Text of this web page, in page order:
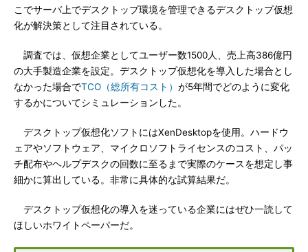
こでサーバ上でデスクトップ環境を管理できるデスクトップ仮想
化が解決策として注目されている。
調査では、仮想企業としてユーザー数1500人、売上高386億円
の大手製造企業を設定。デスクトップ仮想化を導入した場合とし
なかった場合でTCO（総所有コスト） が5年間でどのように変化
するかについてシミュレーションした。
デスクトップ仮想化ソフトにはXenDesktopを使用。ハードウ
ェアやソフトウェア、マイクロソフトライセンスのコスト、パッ
チ配布やヘルプデスクの回数に至るまで実際のケースを想定し事
細かに算出している。非常に具体的な試算結果だ。
デスクトップ仮想化の導入を迷っている企業にはぜひ一読して
ほしいホワイトペーパーだ。